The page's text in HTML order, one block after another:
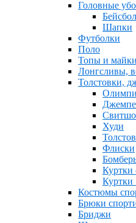
Головные
Шапки
Футболки
Поло
Топы и майки
Лонгсливы,
Толстовки,
Худи
Флиски
Куртки
Куртки
Костюмы
Брюки
Бриджи